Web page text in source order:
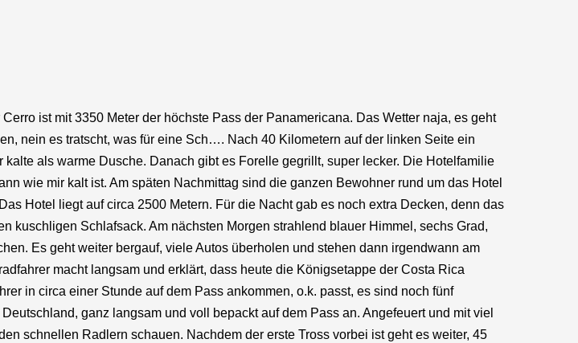
ist mit 3350 Meter der höchste Pass der Panamericana. Das Wetter naja, es geht
nein es tratscht, was für eine Sch…. Nach 40 Kilometern auf der linken Seite ein
als warme Dusche. Danach gibt es Forelle gegrillt, super lecker. Die Hotelfamilie
wie mir kalt ist. Am späten Nachmittag sind die ganzen Bewohner rund um das Hotel
Hotel liegt auf circa 2500 Metern. Für die Nacht gab es noch extra Decken, denn das
kuschligen Schlafsack. Am nächsten Morgen strahlend blauer Himmel, sechs Grad,
Es geht weiter bergauf, viele Autos überholen und stehen dann irgendwann am
macht langsam und erklärt, dass heute die Königsetappe der Costa Rica
in circa einer Stunde auf dem Pass ankommen, o.k. passt, es sind noch fünf
ganz langsam und voll bepackt auf dem Pass an. Angefeuert und mit viel
schnellen Radlern schauen. Nachdem der erste Tross vorbei ist geht es weiter, 45